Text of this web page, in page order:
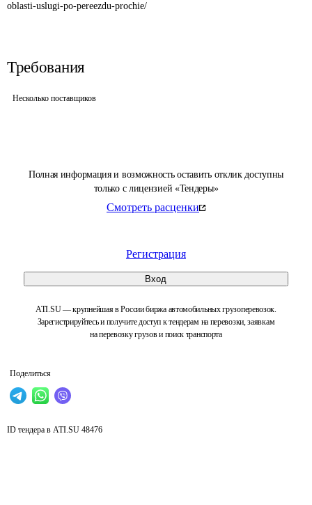
Полная информация и возможность оставить отклик доступны
только с лицензией «Тендеры»
Смотреть расценки
Регистрация
Вход
ATI.SU — крупнейшая в России биржа автомобильных грузоперевозок.
Зарегистрируйтесь и получите доступ к тендерам на перевозки, заявкам
на перевозку грузов и поиск транспорта
Поделиться
oblasti-uslugi-po-pereezdu-prochie/
Требования
Несколько поставщиков
ID тендера в ATI.SU 48476